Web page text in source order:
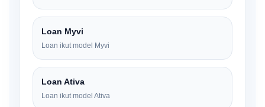
Loan Myvi
Loan ikut model Myvi
Loan Ativa
Loan ikut model Ativa